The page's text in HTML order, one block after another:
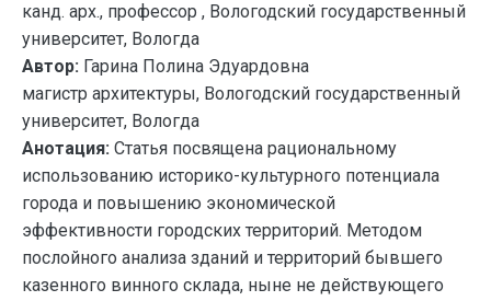
канд. арх., профессор , Вологодский государственный
университет, Вологда
Автор: Гарина Полина Эдуардовна
магистр архитектуры, Вологодский государственный
университет, Вологда
Анотация: Статья посвящена рациональному
использованию историко-культурного потенциала
города и повышению экономической
эффективности городских территорий. Методом
послойного анализа зданий и территорий бывшего
казенного винного склада, ныне не действующего